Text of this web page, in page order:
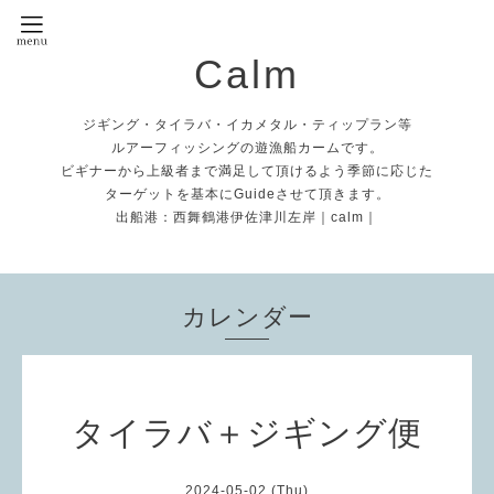
Calm
ジギング・タイラバ・イカメタル・ティップラン等
ルアーフィッシングの遊漁船カームです。
ビギナーから上級者まで満足して頂けるよう季節に応じた
ターゲットを基本にGuideさせて頂きます。
出船港：西舞鶴港伊佐津川左岸｜calm｜
カレンダー
タイラバ＋ジギング便
2024-05-02 (Thu)